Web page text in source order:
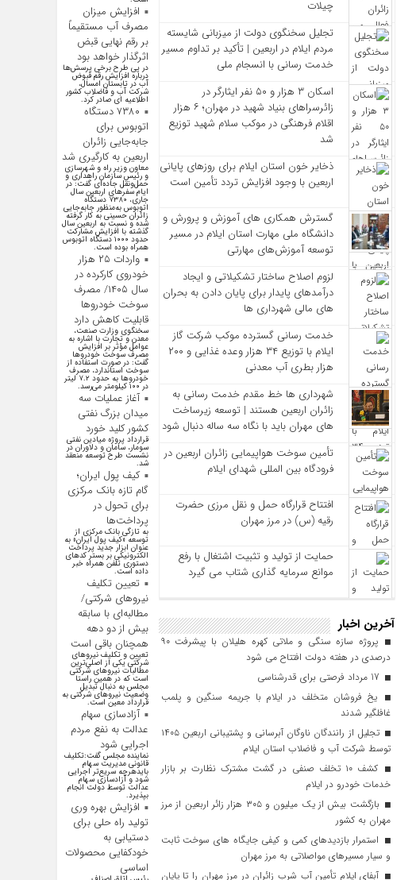
چیلات
تجلیل سخنگوی دولت از میزبانی شایسته
مردم ایلام در اربعین | تأکید بر تداوم مسیر
خدمت‌ رسانی با انسجام ملی
اسکان ۳ هزار و ۵۰ نفر ایثارگر در
زائرسراهای بنیاد شهید در مهران؛ ۶ هزار
اقلام فرهنگی در موکب سلام شهید توزیع
شد
ذخایر خون استان ایلام برای روزهای پایانی
اربعین با وجود افزایش تردد تأمین است
گسترش همکاری‌ های آموزش و پرورش و
دانشگاه ملی مهارت استان ایلام در مسیر
توسعه آموزش‌های مهارتی
لزوم اصلاح ساختار تشکیلاتی و ایجاد
درآمدهای پایدار برای پایان دادن به بحران‌
های مالی شهرداری‌ ها
خدمت رسانی گسترده موکب شرکت گاز
ایلام با توزیع ۳۴ هزار وعده غذایی و ۲۰۰
هزار بطری آب معدنی
شهرداری‌ ها خط مقدم خدمت ‌رسانی به
زائران اربعین هستند | توسعه زیرساخت
‌های مهران باید با نگاه سه‌ ساله دنبال شود
تأمین سوخت هواپیمایی زائران اربعین در
فرودگاه بین المللی شهدای ایلام
افتتاح قرارگاه حمل‌ و نقل مرزی حضرت
رقیه (س) در مرز مهران
حمایت از تولید و تثبیت اشتغال با رفع
موانع سرمایه‌ گذاری شتاب می‌ گیرد
آخرین اخبار
پروژه سازه سنگی و ملاتی کهره هلیلان با پیشرفت ۹۰
درصدی در هفته دولت افتتاح می شود
یخ‌ فروشان متخلف در ایلام با جریمه سنگین و پلمب
غافلگیر شدند
تجلیل از رانندگان ناوگان آبرسانی و پشتیبانی اربعین ۱۴۰۵
توسط شرکت آب و فاضلاب استان ایلام
کشف ۱۰ تخلف صنفی در گشت مشترک نظارت بر بازار
خدمات خودرو در ایلام
بازگشت بیش از یک میلیون و ۳۰۵ هزار زائر اربعین از مرز
مهران به کشور
استمرار بازدیدهای کمی و کیفی جایگاه‌ های سوخت ثابت
و سیار مسیرهای مواصلاتی به مرز مهران
آبفای ایلام تأمین آب شرب زائران در مرز مهران را تا پایان
افزایش میزان
مصرف آب مستقیماً
بر رقم نهایی قبض
اثرگذار خواهد بود
در پی طرح برخی پرسش‌ها
درباره افزایش رقم قبوض
آب در تابستان امسال،
شرکت آب و فاضلاب کشور
اطلاعیه ای صادر کرد.
۷۳۸۰ دستگاه
اتوبوس برای
جابه‌جایی زائران
اربعین به کارگیری شد
معاون وزیر راه و شهرسازی
و رئیس سازمان راهداری و
حمل‌ونقل جاده‌ای گفت: در
ایام سفرهای اربعین سال
جاری، ۷۳۸۰ دستگاه
اتوبوس به‌منظور جابه‌جایی
زائران حسینی به‌ کار گرفته
شده و نسبت به اربعین سال
گذشته با افزایش مشارکت
حدود ۱۰۰۰ دستگاه اتوبوس
همراه بوده است.
واردات ۲۵ هزار
خودروی کارکرده در
سال ۱۴۰۵/ مصرف
سوخت خودرو‌ها
قابلیت کاهش دارد
سخنگوی وزارت صنعت،
معدن و تجارت با اشاره به
عوامل مؤثر بر افزایش
مصرف سوخت خودرو‌ها
گفت: در صورت استفاده از
سوخت استاندارد، مصرف
خودرو‌ها به حدود ۷.۲ لیتر
در ۱۰۰ کیلومتر می‌رسد.
آغاز عملیات سه
میدان بزرگ نفتی
کشور کلید خورد
قرارداد پروژه میادین نفتی
سومار، سامان و دلاوران در
نشست طرح توسعه منعقد
شد.
کیف پول ایران؛
گام تازه بانک مرکزی
برای تحول در
پرداخت‌ها
به تازگی بانک مرکزی از
توسعه «کیف پول ایران» به
عنوان ابزار جدید پرداخت
الکترونیکی بر بستر کد‌های
دستوری تلفن همراه خبر
داده است.
تعیین تکلیف
نیروهای شرکتی/
مطالبه‌ای با سابقه
بیش از دو دهه
همچنان باقی است
تعیین و تکلیف نیرو‌های
شرکتی یکی از اصلی‌ترین
مطالبات نیرو‌های شرکتی
است که در همین راستا
مجلس به دنبال تبدیل
وضعیت نیرو‌های شرکتی به
قرارداد معین است.
آزادسازی سهام
عدالت به نفع مردم
اجرایی شود
نماینده مجلس گفت:تکلیف
قانونی مدیریت سهام
بایدهرچه سریع‌تر اجرایی
شود و آزادسازی سهام
عدالت توسط دولت انجام
بپذیرد.
افزایش بهره وری
تولید راه حلی برای
دستیابی به
خودکفایی محصولات
اساسی